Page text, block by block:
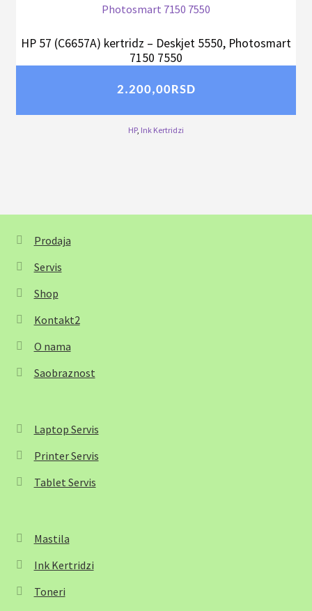
HP 57 (C6657A) kertridz – Deskjet 5550, Photosmart
7150 7550
2.200,00RSD
HP, Ink Kertridzi
Prodaja
Servis
Shop
Kontakt2
O nama
Saobraznost
Laptop Servis
Printer Servis
Tablet Servis
Mastila
Ink Kertridzi
Toneri